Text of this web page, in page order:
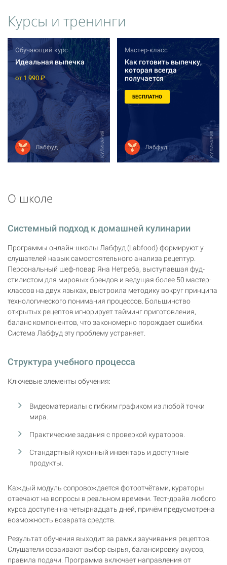
Курсы и тренинги
КУЛИНАРИЯ
Обучающий курс
Идеальная выпечка
от 1 990 ₽
Лабфуд КУЛИНАРИЯ
Мастер-класс
Как готовить выпечку,
которая всегда
получается
БЕСПЛАТНО
Лабфуд
О школе
Системный подход к домашней кулинарии
Программы онлайн-школы Лабфуд (Labfood) формируют у
слушателей навык самостоятельного анализа рецептур.
Персональный шеф-повар Яна Нетреба, выступавшая фуд-
стилистом для мировых брендов и ведущая более 50 мастер-
классов на двух языках, выстроила методику вокруг принципа
технологического понимания процессов. Большинство
открытых рецептов игнорирует тайминг приготовления,
баланс компонентов, что закономерно порождает ошибки.
Система Лабфуд эту проблему устраняет.
Структура учебного процесса
Ключевые элементы обучения:
Видеоматериалы с гибким графиком из любой точки
мира.
Практические задания с проверкой кураторов.
Стандартный кухонный инвентарь и доступные
продукты.
Каждый модуль сопровождается фотоотчётами, кураторы
отвечают на вопросы в реальном времени. Тест-драйв любого
курса доступен на четырнадцать дней, причём предусмотрена
возможность возврата средств.
Результат обучения выходит за рамки заучивания рецептов.
Слушатели осваивают выбор сырья, балансировку вкусов,
правила подачи. Программа включает направления от